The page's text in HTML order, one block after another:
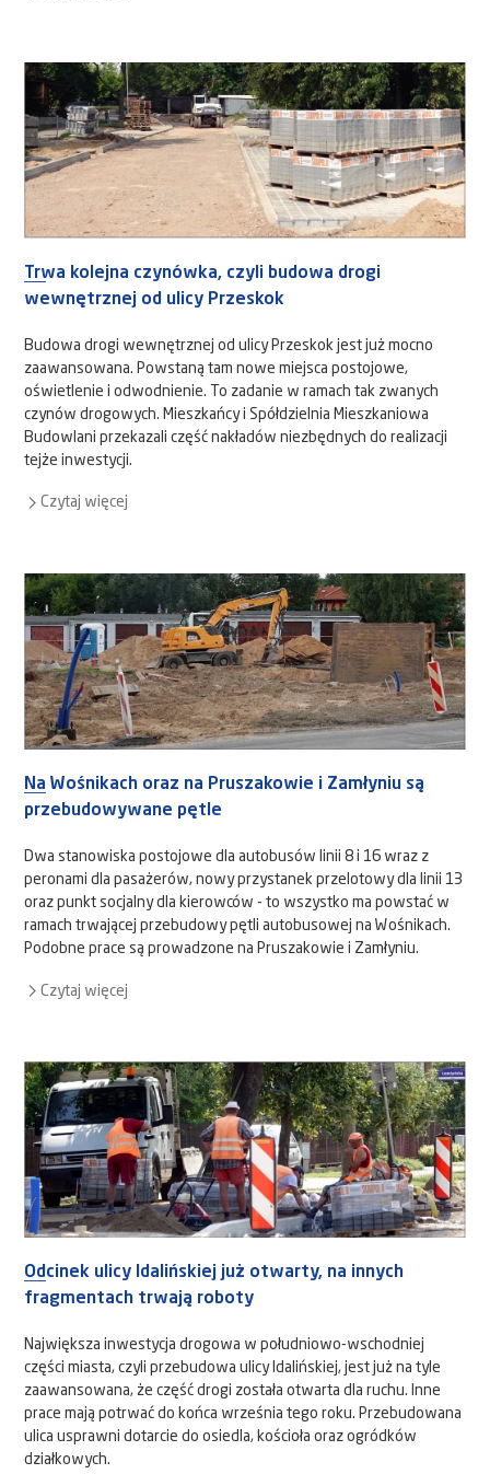
Trwa kolejna czynówka, czyli budowa drogi
wewnętrznej od ulicy Przeskok
Budowa drogi wewnętrznej od ulicy Przeskok jest już mocno
zaawansowana. Powstaną tam nowe miejsca postojowe,
oświetlenie i odwodnienie. To zadanie w ramach tak zwanych
czynów drogowych. Mieszkańcy i Spółdzielnia Mieszkaniowa
Budowlani przekazali część nakładów niezbędnych do realizacji
tejże inwestycji.
Czytaj więcej
Na Wośnikach oraz na Pruszakowie i Zamłyniu są
przebudowywane pętle
Dwa stanowiska postojowe dla autobusów linii 8 i 16 wraz z
peronami dla pasażerów, nowy przystanek przelotowy dla linii 13
oraz punkt socjalny dla kierowców - to wszystko ma powstać w
ramach trwającej przebudowy pętli autobusowej na Wośnikach.
Podobne prace są prowadzone na Pruszakowie i Zamłyniu.
Czytaj więcej
Odcinek ulicy Idalińskiej już otwarty, na innych
fragmentach trwają roboty
Największa inwestycja drogowa w południowo-wschodniej
części miasta, czyli przebudowa ulicy Idalińskiej, jest już na tyle
zaawansowana, że część drogi została otwarta dla ruchu. Inne
prace mają potrwać do końca września tego roku. Przebudowana
ulica usprawni dotarcie do osiedla, kościoła oraz ogródków
działkowych.